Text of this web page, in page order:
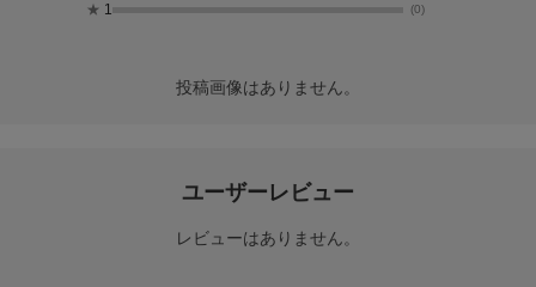
★ 1 (0)
投稿画像はありません。
ユーザーレビュー
レビューはありません。